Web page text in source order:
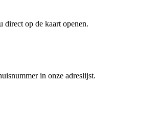
direct op de kaart openen.
in onze adreslijst.